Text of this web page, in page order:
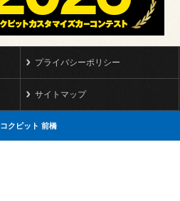
プライバシーポリシー
サイトマップ
コクピット 前橋